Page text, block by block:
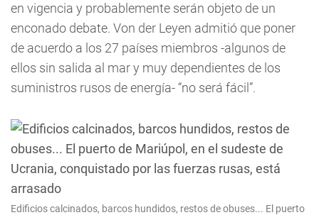
en vigencia y probablemente serán objeto de un
enconado debate. Von der Leyen admitió que poner
de acuerdo a los 27 países miembros -algunos de
ellos sin salida al mar y muy dependientes de los
suministros rusos de energía- “no será fácil”.
Edificios calcinados, barcos hundidos, restos de obuses... El puerto